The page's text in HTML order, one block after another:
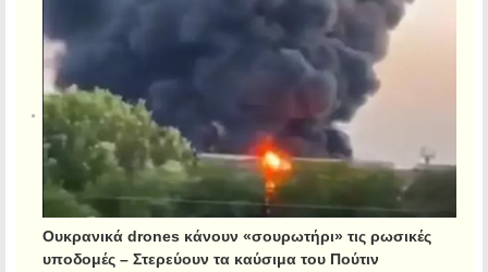
Ουκρανικά drones κάνουν «σουρωτήρι» τις ρωσικές
υποδομές – Στερεύουν τα καύσιμα του Πούτιν